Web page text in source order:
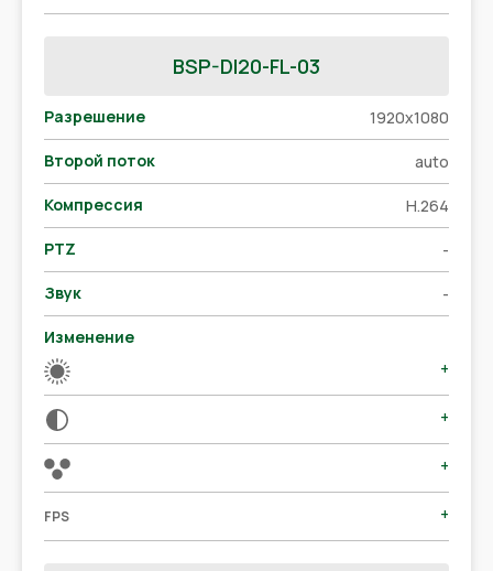
BSP-DI20-FL-03
Разрешение 1920x1080
Второй поток auto
Компрессия H.264
PTZ -
Звук -
Изменение
+
+
+
FPS +